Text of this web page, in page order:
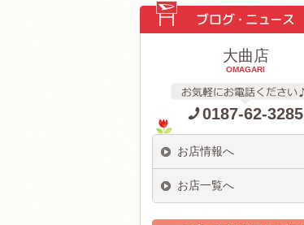
大曲店
OMAGARI
0187-62-3285
お店情報へ
お店一覧へ